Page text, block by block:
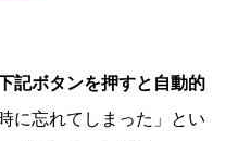
下記ボタンを押すと自動的
に忘れてしまった」とい